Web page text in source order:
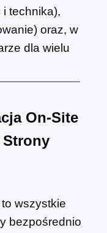
technika),
oraz, w
dla wielu
On-Site
Strony
wszystkie
bezpośrednio